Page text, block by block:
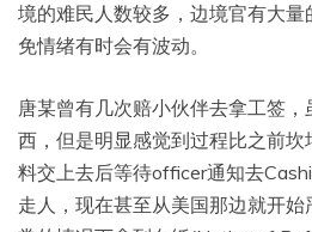
境的难民人数较多，边境官有大
免情绪有时会有波动。
唐某曾有几次赔小伙伴去拿工签
西，但是明显感觉到过程比之前
料交上去后等待officer通知去
走人，现在甚至从美国那边就开